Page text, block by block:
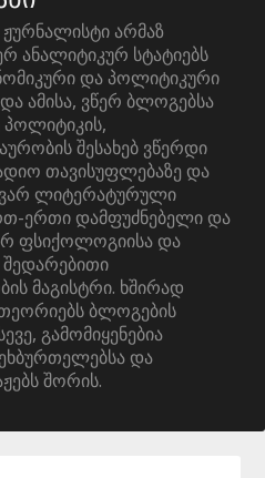
არმაზ
ანალიტიკურ სტატიებს
და პოლიტიკური
ამისა, ვწერ ბლოგებსა
პოლიტიკის,
შესახებ ვწერდი
თავისუფლებაზე და
ვარ ლიტერატურული
ერთი დამფუძნებელი და
ფსიქოლოგიისა და
მაგისტრი. ხშირად
ბლოგების
გამომიყენებია
და
შორის.